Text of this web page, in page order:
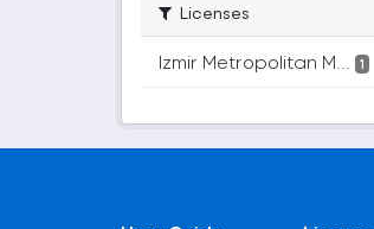
Licenses
Izmir Metropolitan M... 1